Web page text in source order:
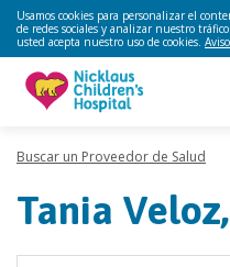
Usamos cookies para personalizar el
de redes sociales y analizar nuestro
usted acepta nuestro uso de cookies.
Buscar un Proveedor de Salud
Tania